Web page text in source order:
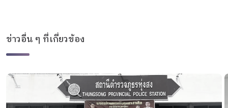
ข่าวอื่น ๆ ที่เกี่ยวข้อง